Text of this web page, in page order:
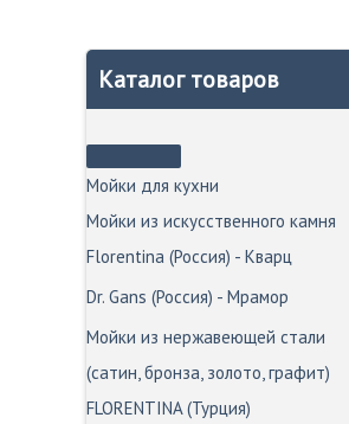
Каталог товаров
Мойки для кухни
Мойки из искусственного камня
Florentina (Россия) - Кварц
Dr. Gans (Россия) - Мрамор
Мойки из нержавеющей стали
(сатин, бронза, золото, графит)
FLORENTINA (Турция)